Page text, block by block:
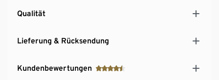
Fußklima
Qualität
Lieferung & Rücksendung
Kundenbewertungen